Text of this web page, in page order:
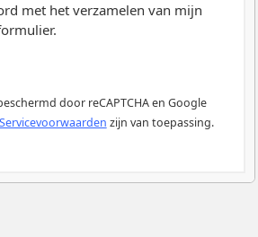
met het verzamelen van mijn
door reCAPTCHA en Google
Servicevoorwaarden zijn van toepassing.